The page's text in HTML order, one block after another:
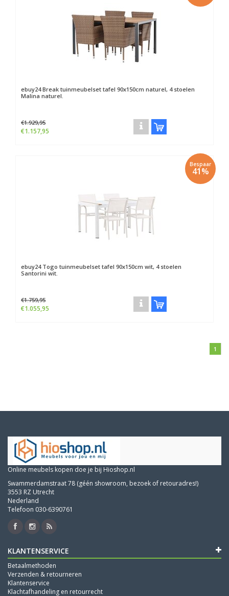
ebuy24Break tuinmeubelset tafel 90x150cm naturel, 4 stoelen
Malina naturel.
€1.929,95
€1.157,95
Bespaar
41%
ebuy24Togo tuinmeubelset tafel 90x150cm wit, 4 stoelen
Santorini wit.
€1.759,95
€1.055,95
1
Online meubels kopen doe je bij Hioshop.nl
Swammerdamstraat 78 (géén showroom, bezoek of retouradres!)
3553 RZ Utrecht
Nederland
Telefoon 030-6390761
KLANTENSERVICE
Betaalmethoden
Verzenden & retourneren
Klantenservice
Klachtafhandeling en retourrecht